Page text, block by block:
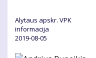
Alytaus apskr. VPK
informacija
2019-08-05